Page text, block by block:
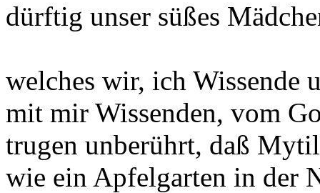
dürftig unser süßes
welches wir, ich Wissende
mit mir Wissenden, vom
trugen unberührt, daß
wie ein Apfelgarten in der